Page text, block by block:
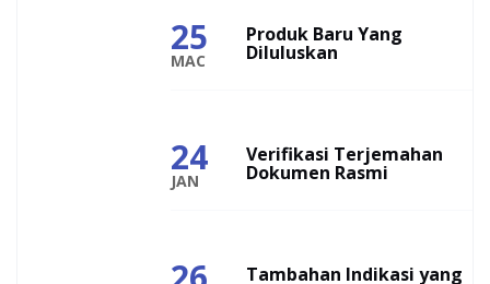
25
MAC
Produk Baru Yang
Diluluskan
24
JAN
Verifikasi Terjemahan
Dokumen Rasmi
Tambahan Indikasi yang